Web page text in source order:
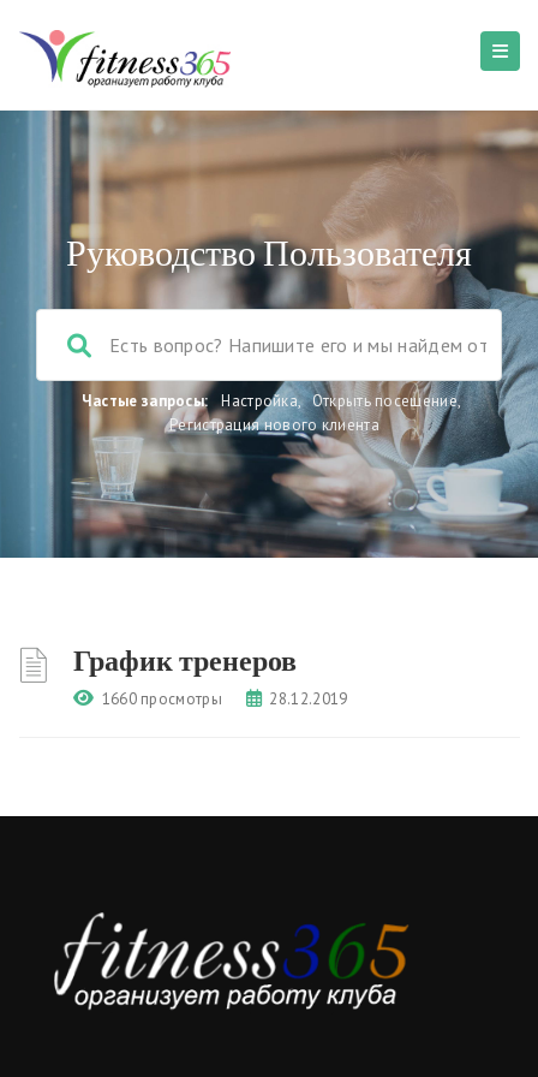
Руководство Пользователя
Частые запросы: Настройка, Открыть посещение,
Регистрация нового клиента
График тренеров
1660 просмотры 28.12.2019